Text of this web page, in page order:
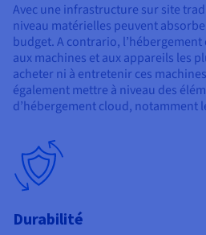
Avec une infrastructure sur site
niveau matérielles peuvent
budget. A contrario,
aux machines et aux appareils les
acheter ni à entretenir ces
également mettre à niveau des
d’hébergement cloud, notamment
Durabilité